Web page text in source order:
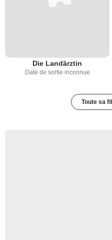
Die Landärztin
Date de sortie inconnue
Toute sa